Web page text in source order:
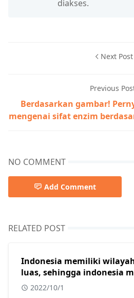
diakses.
Next Post
Previous
Berdasarkan gambar!
mengenai sifat enzim
NO COMMENT
Add Comment
RELATED POST
Indonesia memiliki
luas, sehingga indonesia
sebagai?
2022/10/1